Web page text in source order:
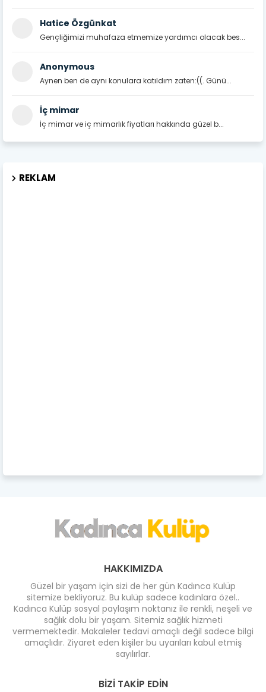
Hatice Özgünkat
Gençliğimizi muhafaza etmemize yardımcı olacak bes...
Anonymous
Aynen ben de aynı konulara katıldım zaten:((. Günü...
İç mimar
İç mimar ve iç mimarlık fiyatları hakkında güzel b...
REKLAM
HAKKIMIZDA
Güzel bir yaşam için sizi de her gün Kadınca Kulüp
sitemize bekliyoruz. Bu kulüp sadece kadınlara özel..
Kadınca Kulüp sosyal paylaşım noktanız ile renkli, neşeli ve
sağlık dolu bir yaşam. Sitemiz sağlık hizmeti
vermemektedir. Makaleler tedavi amaçlı değil sadece bilgi
amaçlıdır. Ziyaret eden kişiler bu uyarıları kabul etmiş
sayılırlar.
BIZI TAKIP EDIN